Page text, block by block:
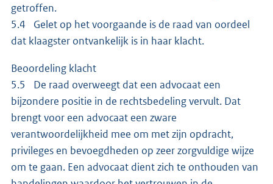
getroffen.
5.4 Gelet op het voorgaande is de raad van oordeel
dat klaagster ontvankelijk is in haar klacht.
Beoordeling klacht
5.5 De raad overweegt dat een advocaat een
bijzondere positie in de rechtsbedeling vervult. Dat
brengt voor een advocaat een zware
verantwoordelijkheid mee om met zijn opdracht,
privileges en bevoegdheden op zeer zorgvuldige wijze
om te gaan. Een advocaat dient zich te onthouden van